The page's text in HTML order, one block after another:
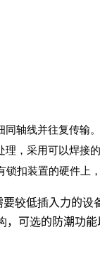
轴线并往复传输
，采用可以焊接
扣装置的硬件上，
较低插入力的
可选的防潮功